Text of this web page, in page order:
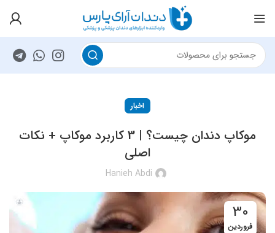
اخبار
موکاپ دندان چیست؟ | 3 کاربرد موکاپ + نکات
اصلی
Hanieh Abdi
30
فروردین